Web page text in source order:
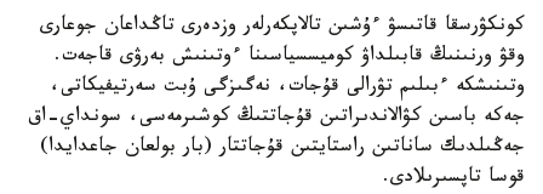
كونكۋرسقا قاتىسۋ ءۇشىن تالاپكەرلەر وزدەرى تاڭداعان جوعارى
وقۋ ورنىنىڭ قابىلداۋ كوميسسياسىنا ءوتىنىش بەرۋى قاجەت.
وتىنىشكە ءبىلىم تۋرالى قۇجات، نەگىزگى ۇبت سەرتيفيكاتى،
جەكە باسىن كۋالاندىراتىن قۇجاتتىڭ كوشىرمەسى، سونداي-اق
جەڭىلدىك ساناتىن راستايتىن قۇجاتتار (بار بولعان جاعدايدا)
قوسا تاپسىرىلادى.